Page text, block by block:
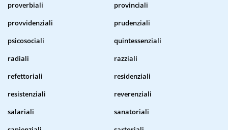
proverbiali
provinciali
provvidenziali
prudenziali
psicosociali
quintessenziali
radiali
razziali
refettoriali
residenziali
resistenziali
reverenziali
salariali
sanatoriali